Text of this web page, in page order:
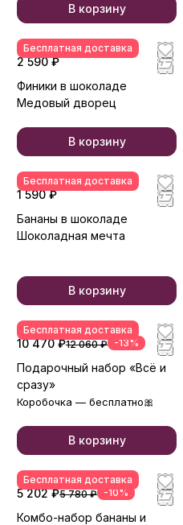
В корзину
Бесплатная доставка
2 590 ₽
Финики в шоколаде
Медовый дворец
В корзину
Бесплатная доставка
1 590 ₽
Бананы в шоколаде
Шоколадная мечта
В корзину
Бесплатная доставка
10 470 ₽12 060 ₽ -13%
Подарочный набор «Всё и
сразу»
Коробочка — бесплатно🎀
В корзину
Бесплатная доставка
5 202 ₽5 780 ₽ -10%
Комбо-набор бананы и